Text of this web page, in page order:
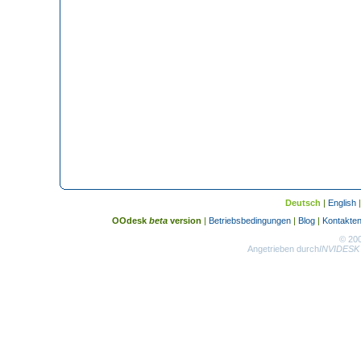
Deutsch | English
OOdesk beta version | Betriebsbedingungen | Blog |
©
Angetrieben durch